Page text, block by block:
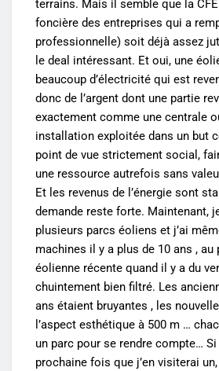
terrains. Mais il semble que la
foncière des entreprises qui a
professionnelle) soit déjà assez
le deal intéressant. Et oui, une
beaucoup d’électricité qui est
donc de l’argent dont une partie
exactement comme une centrale
installation exploitée dans un but
point de vue strictement social,
une ressource autrefois sans
Et les revenus de l’énergie sont
demande reste forte. Maintenant,
plusieurs parcs éoliens et j’ai
machines il y a plus de 10 ans , au
éolienne récente quand il y a du
chuintement bien filtré. Les
ans étaient bruyantes , les
l’aspect esthétique à 500 m …
un parc pour se rendre compte… Si
prochaine fois que j’en visiterai